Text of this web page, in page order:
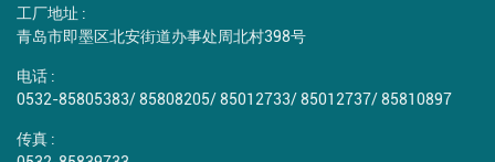
工厂地址 :
青岛市即墨区北安街道办事处周北村398号
电话 :
0532-85805383/85808205/85012733/85012737/85810897
传真 :